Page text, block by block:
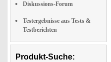
Diskussions-Forum
Testergebnisse aus Tests &
Testberichten
Produkt-Suche: